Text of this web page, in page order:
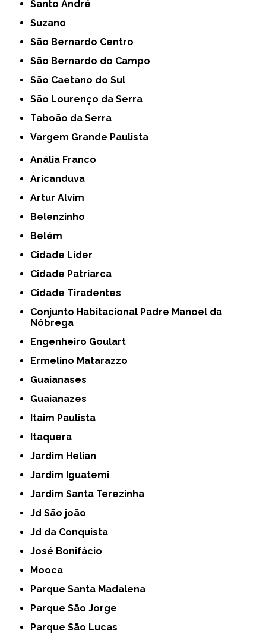
Santo André
Suzano
São Bernardo Centro
São Bernardo do Campo
São Caetano do Sul
São Lourenço da Serra
Taboão da Serra
Vargem Grande Paulista
Anália Franco
Aricanduva
Artur Alvim
Belenzinho
Belém
Cidade Líder
Cidade Patriarca
Cidade Tiradentes
Conjunto Habitacional Padre Manoel da
Nóbrega
Engenheiro Goulart
Ermelino Matarazzo
Guaianases
Guaianazes
Itaim Paulista
Itaquera
Jardim Helian
Jardim Iguatemi
Jardim Santa Terezinha
Jd São joão
Jd da Conquista
José Bonifácio
Mooca
Parque Santa Madalena
Parque São Jorge
Parque São Lucas